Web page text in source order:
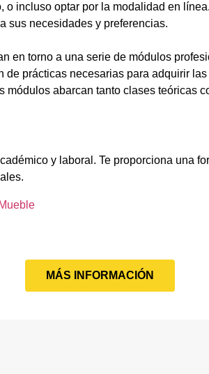
incluso optar por la modalidad en
sus necesidades y preferencias.
en torno a una serie de módulos
prácticas necesarias para adquirir
abarcan tanto clases teóricas
y laboral. Te proporciona una
MÁS INFORMACIÓN